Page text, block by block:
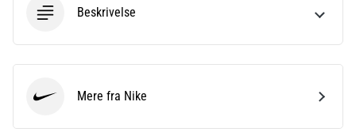
Beskrivelse
Mere fra Nike